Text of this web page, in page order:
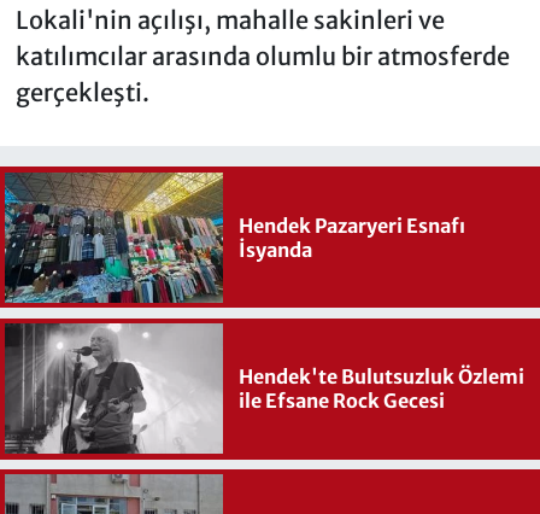
Lokali'nin açılışı, mahalle sakinleri ve
katılımcılar arasında olumlu bir atmosferde
gerçekleşti.
Hendek Pazaryeri Esnafı
İsyanda
Hendek'te Bulutsuzluk Özlemi
ile Efsane Rock Gecesi